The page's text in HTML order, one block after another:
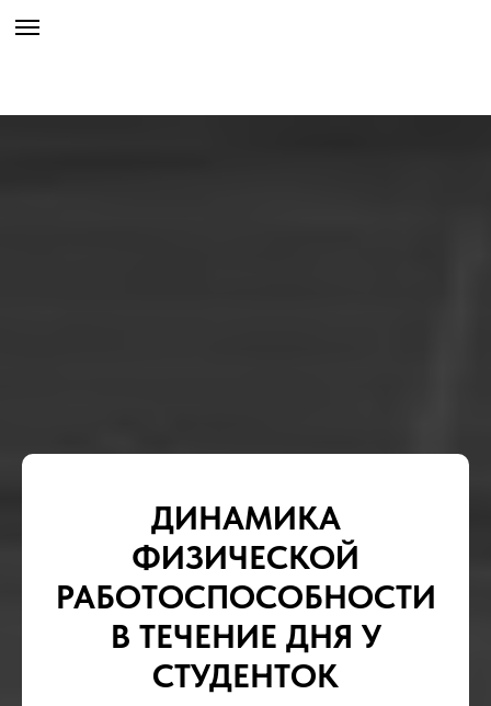
ДИНАМИКА
ФИЗИЧЕСКОЙ
РАБОТОСПОСОБНОСТИ
В ТЕЧЕНИE ДНЯ У
СТУДЕНТОК